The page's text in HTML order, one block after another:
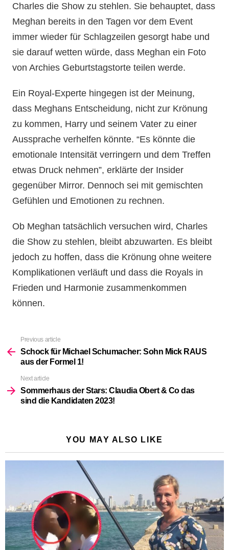
Charles die Show zu stehlen. Sie behauptet, dass
Meghan bereits in den Tagen vor dem Event
immer wieder für Schlagzeilen gesorgt habe und
sie darauf wetten würde, dass Meghan ein Foto
von Archies Geburtstagstorte teilen werde.
Ein Royal-Experte hingegen ist der Meinung,
dass Meghans Entscheidung, nicht zur Krönung
zu kommen, Harry und seinem Vater zu einer
Aussprache verhelfen könnte. “Es könnte die
emotionale Intensität verringern und dem Treffen
etwas Druck nehmen”, erklärte der Insider
gegenüber Mirror. Dennoch sei mit gemischten
Gefühlen und Emotionen zu rechnen.
Ob Meghan tatsächlich versuchen wird, Charles
die Show zu stehlen, bleibt abzuwarten. Es bleibt
jedoch zu hoffen, dass die Krönung ohne weitere
Komplikationen verläuft und dass die Royals in
Frieden und Harmonie zusammenkommen
können.
more
Previous article
Schock für Michael Schumacher: Sohn Mick RAUS
aus der Formel 1!
Next article
Sommerhaus der Stars: Claudia Obert & Co das
sind die Kandidaten 2023!
YOU MAY ALSO LIKE